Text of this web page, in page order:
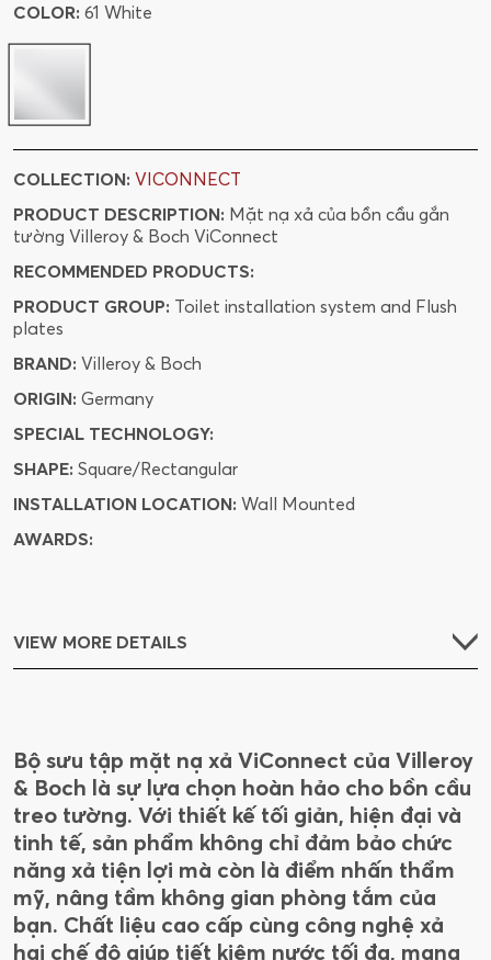
COLOR: 61 White
COLLECTION: VICONNECT
PRODUCT DESCRIPTION: Mặt nạ xả của bồn cầu gắn
tường Villeroy & Boch ViConnect
RECOMMENDED PRODUCTS:
PRODUCT GROUP: Toilet installation system and Flush
plates
BRAND: Villeroy & Boch
ORIGIN: Germany
SPECIAL TECHNOLOGY:
SHAPE: Square/Rectangular
INSTALLATION LOCATION: Wall Mounted
AWARDS:
VIEW MORE DETAILS
Bộ sưu tập mặt nạ xả ViConnect của Villeroy
& Boch là sự lựa chọn hoàn hảo cho bồn cầu
treo tường. Với thiết kế tối giản, hiện đại và
tinh tế, sản phẩm không chỉ đảm bảo chức
năng xả tiện lợi mà còn là điểm nhấn thẩm
mỹ, nâng tầm không gian phòng tắm của
bạn. Chất liệu cao cấp cùng công nghệ xả
hai chế độ giúp tiết kiệm nước tối đa, mang